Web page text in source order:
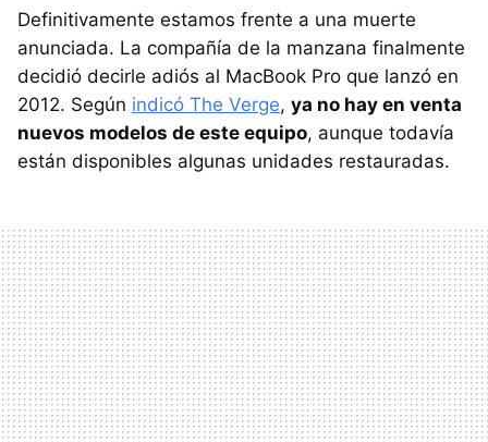
Definitivamente estamos frente a una muerte
anunciada. La compañía de la manzana finalmente
decidió decirle adiós al MacBook Pro que lanzó en
2012. Según indicó The Verge, ya no hay en venta
nuevos modelos de este equipo, aunque todavía
están disponibles algunas unidades restauradas.